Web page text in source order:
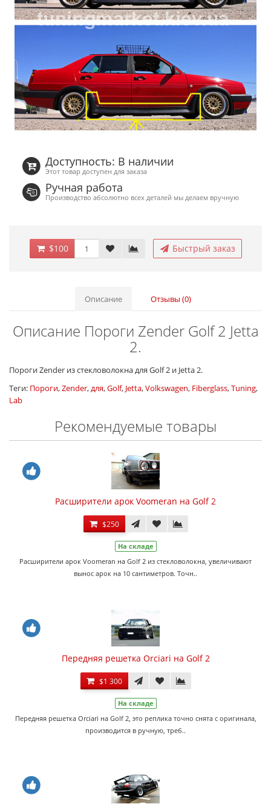
Доступность: В наличии
Этот товар доступен для заказа
Ручная работа
Производство абсолютно всех деталей мы делаем вручную
$100 Быстрый заказ
Описание Отзывы (0)
Описание Пороги Zender Golf 2 Jetta
2.
Пороги Zender из стекловолокна для Golf 2 и Jetta 2.
Теги: Пороги,Zender,для,Golf, Jetta,Volkswagen, Fiberglass,Tuning,
Lab
Рекомендуемые товары
Расширители арок Voomeran на Golf 2
$250
На складе
Расширители арок Voomeran на Golf 2 из стекловолокна, увеличивают
вынос арок на 10 сантиметров. Точн..
Передняя решетка Orciari на Golf 2
$1 300
На складе
Передняя решетка Orciari на Golf 2, это реплика точно снята с оригинала,
производится в ручную, треб..